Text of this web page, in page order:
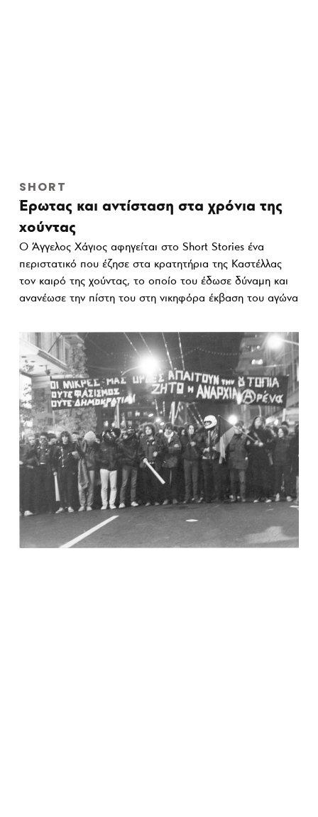
SHORT
Έρωτας και αντίσταση στα χρόνια της
xούντας
Ο Άγγελος Χάγιος αφηγείται στο Short Stories ένα
περιστατικό που έζησε στα κρατητήρια της Καστέλλας
τον καιρό της χούντας, το οποίο του έδωσε δύναμη και
ανανέωσε την πίστη του στη νικηφόρα έκβαση του αγώνα